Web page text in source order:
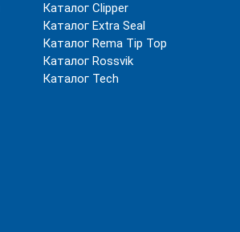
Каталог Clipper
Каталог Extra Seal
Каталог Rema Tip Top
Каталог Rossvik
Каталог Tech